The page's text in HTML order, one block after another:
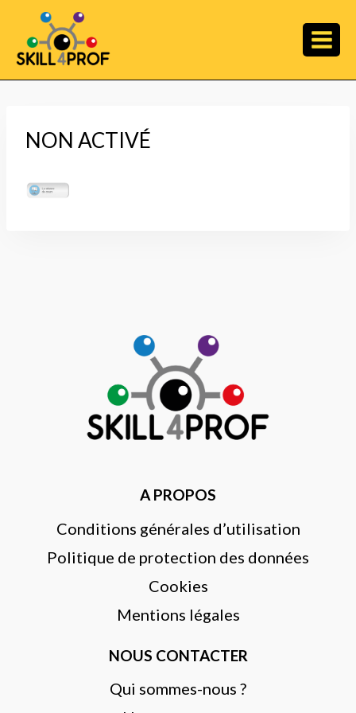
NON ACTIVÉ
A PROPOS
Conditions générales d’utilisation
Politique de protection des données
Cookies
Mentions légales
NOUS CONTACTER
Qui sommes-nous ?